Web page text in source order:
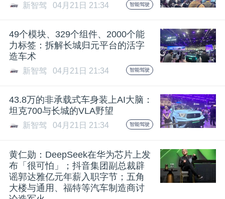
动
心
专
新智驾 04月21日 21:34 智能驾驶
49个模块、329个组件、2000个能
力标签：拆解长城归元平台的活字
造车术
新智驾 04月21日 21:34 智能驾驶
43.8万的非承载式车身装上AI大脑：
坦克700与长城的VLA野望
新智驾 04月21日 21:34 智能驾驶
黄仁勋：DeepSeek在华为芯片上发
布「很可怕」；抖音集团副总裁辟
谣郭达雅亿元年薪入职字节；五角
大楼与通用、福特等汽车制造商讨